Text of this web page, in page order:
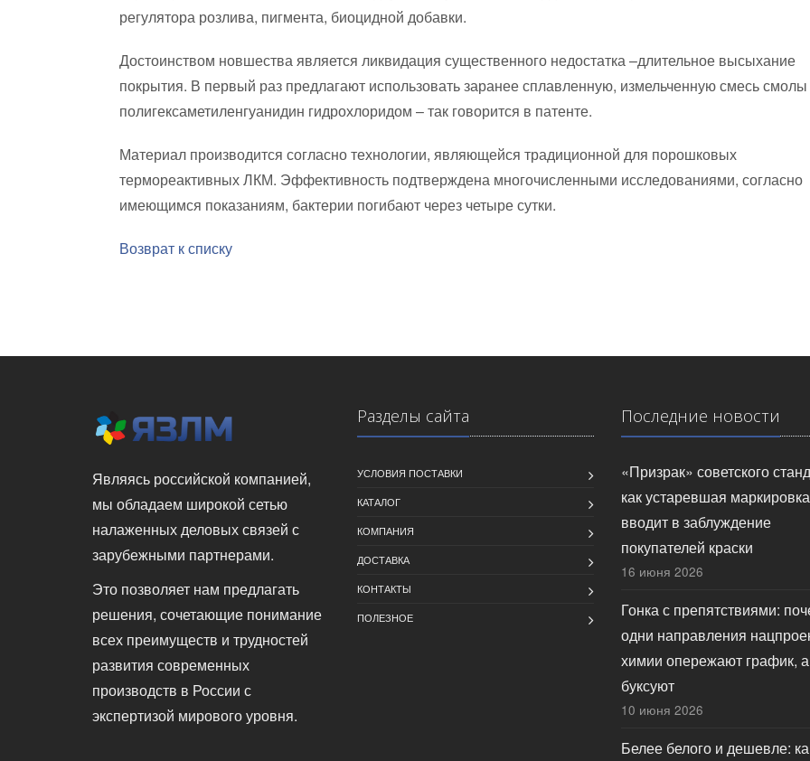
регулятора розлива, пигмента, биоцидной добавки.
Достоинством новшества является ликвидация существенного недостатка –длительное высыхание
покрытия. В первый раз предлагают использовать заранее сплавленную, измельченную смесь смолы
полигексаметиленгуанидин гидрохлоридом – так говорится в патенте.
Материал производится согласно технологии, являющейся традиционной для порошковых
термореактивных ЛКМ. Эффективность подтверждена многочисленными исследованиями, согласно
имеющимся показаниям, бактерии погибают через четыре сутки.
Возврат к списку
Являясь российской компанией,
мы обладаем широкой сетью
налаженных деловых связей с
зарубежными партнерами.
Это позволяет нам предлагать
решения, сочетающие понимание
всех преимуществ и трудностей
развития современных
производств в России с
экспертизой мирового уровня.
Разделы сайта
УСЛОВИЯ ПОСТАВКИ
КАТАЛОГ
КОМПАНИЯ
ДОСТАВКА
КОНТАКТЫ
ПОЛЕЗНОЕ
Последние новости
«Призрак» советского
как устаревшая маркировка
вводит в заблуждение
покупателей краски
16 июня 2026
Гонка с препятствиями:
одни направления
химии опережают график,
буксуют
10 июня 2026
Белее белого и дешевле: